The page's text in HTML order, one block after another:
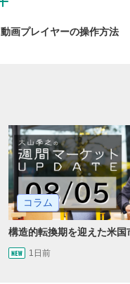
動画プレイヤーの操作方法
コラム
1日前